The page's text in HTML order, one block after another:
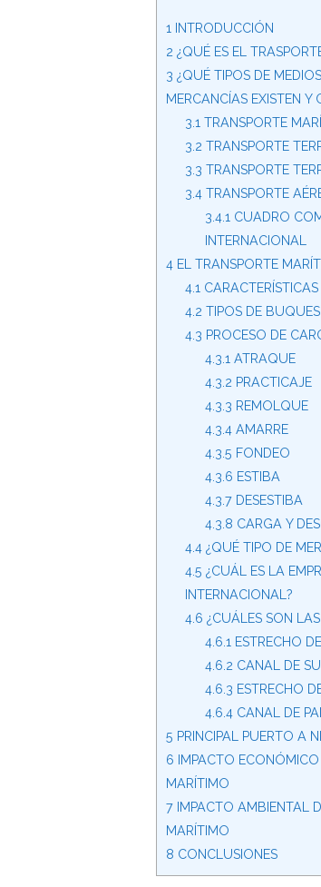
1
INTRODUCCIÓN
2 ¿QUÉ ES EL
3 ¿QUÉ TIPOS DE
MERCANCÍAS EXISTEN Y
3.1 TRANSPORTE
3.2 TRANSPORTE
3.3 TRANSPORTE
3.4 TRANSPORTE
3.4.1 CUADRO
INTERNACIONAL
4 EL TRANSPORTE
4.1 CARACTERÍSTICAS
4.2 TIPOS DE BUQUES
4.3 PROCESO DE
4.3.1 ATRAQUE
4.3.2 PRACTICAJE
4.3.3 REMOLQUE
4.3.4AMARRE
4.3.5 FONDEO
4.3.6 ESTIBA
4.3.7DESESTIBA
4.3.8 CARGA Y
4.4 ¿QUÉ TIPO DE
4.5 ¿CUÁL ES LA
INTERNACIONAL?
4.6 ¿CUÁLES SON
4.6.1 ESTRECHO
4.6.2 CANAL DE
4.6.3 ESTRECHO
4.6.4CANAL DE
5 PRINCIPAL PUERTO A
6 IMPACTO
MARÍTIMO
7 IMPACTO AMBIENTAL
MARÍTIMO
8 CONCLUSIONES